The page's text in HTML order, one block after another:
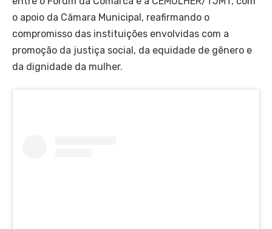
o apoio da Câmara Municipal, reafirmando o
compromisso das instituições envolvidas com a
promoção da justiça social, da equidade de gênero e
da dignidade da mulher.